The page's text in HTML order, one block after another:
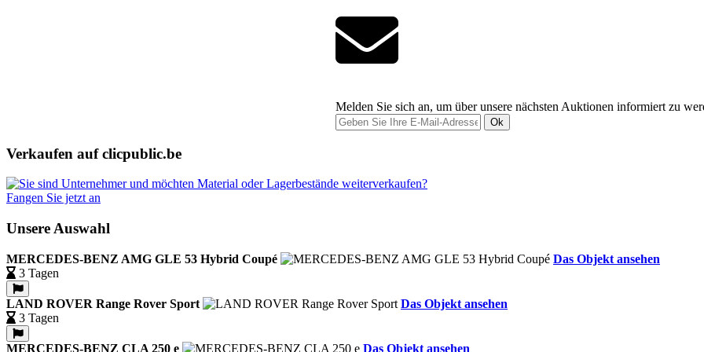
Melden Sie sich an, um über unsere nächsten Auktionen informiert zu
Ok
Verkaufen auf clicpublic.be
Fangen Sie jetzt an
Unsere Auswahl
MERCEDES-BENZ AMG GLE 53 Hybrid Coupé
Das Objekt ansehen
3 Tagen
LAND ROVER Range Rover Sport
Das Objekt ansehen
3 Tagen
MERCEDES-BENZ CLA 250 e Das Objekt ansehen